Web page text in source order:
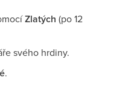
Zlatých (po 12
svého hrdiny.
.